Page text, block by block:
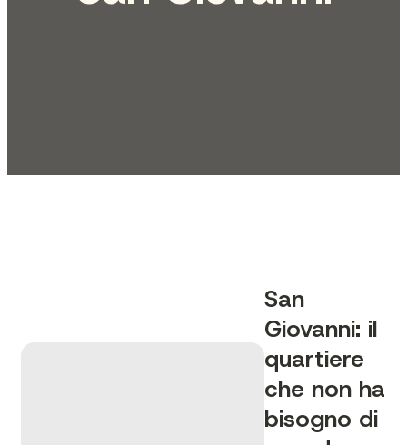
San
Giovanni: il
quartiere
che non ha
bisogno di